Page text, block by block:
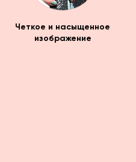
Четкое и насыщенное
изображение